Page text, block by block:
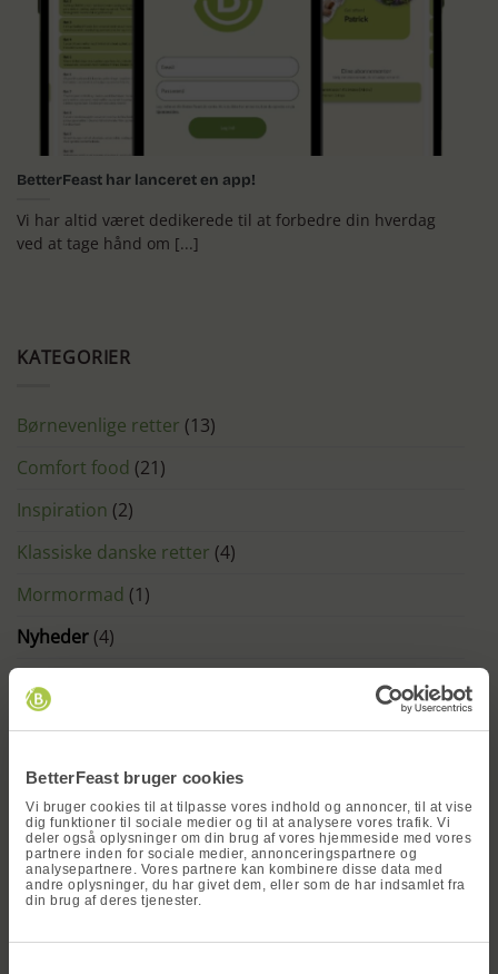
BetterFeast bruger cookies
Vi bruger cookies til at tilpasse vores indhold og annoncer, til at vise
dig funktioner til sociale medier og til at analysere vores trafik. Vi
deler også oplysninger om din brug af vores hjemmeside med vores
partnere inden for sociale medier, annonceringspartnere og
analysepartnere. Vores partnere kan kombinere disse data med
andre oplysninger, du har givet dem, eller som de har indsamlet fra
din brug af deres tjenester.
KATEGORIER
Børnevenlige retter (13)
Comfort food (21)
Inspiration (2)
Klassiske danske retter (4)
Mormormad (1)
Nyheder (4)
SENESTE INDLÆG
Tortilla wraps med lækkert fyld – nem opskrift
på tortilla wrap
Kommentarer lukkettil
Tortilla
wraps
Hjemmelavet grillmedister
Hjemmelavet
BetterFeast har lanceret en app!
Vi har altid været dedikerede til at forbedre din hverdag
ved at tage hånd om [...]
Vind en
x